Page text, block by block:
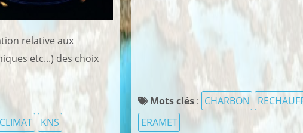
relative aux
etc...) des choix
CLIMAT KNS
Mots clés: CHARBON
ERAMET